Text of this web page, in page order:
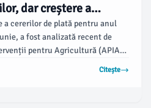
dar creștere a
a cererilor de plată pentru anul
a fost analizată recent de
pentru Agricultură (APIA).
fermierii din România au depus
o suprafață totală de
Citește